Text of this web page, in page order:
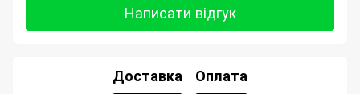
Написати відгук
Доставка
Оплата